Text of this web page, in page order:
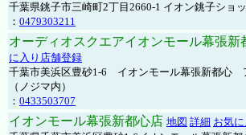
千葉県銚子市三崎町2丁目2660-1 イオン銚子ショ
： 0479303211
オーディオスクエアイオンモール幕張新
に入り店舗登録
千葉市美浜区豊砂1-6 イオンモール幕張新都心
（ノジマ内）
： 0433503707
イオンモール幕張新都心店 地図 詳細 お気